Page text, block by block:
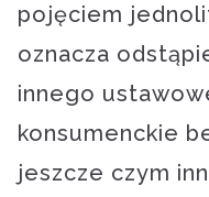
pojęciem
oznacza
innego
konsumenckie
jeszcze czym